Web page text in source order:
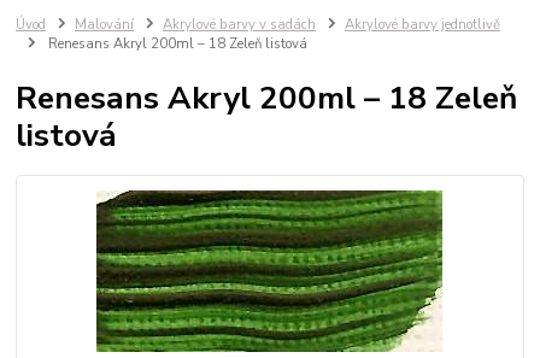
Úvod Malování Akrylové barvy v sadách
Akrylové barvy jednotlivě
Renesans Akryl 200ml – 18 Zeleň listová
Renesans Akryl 200ml – 18 Zeleň
listová